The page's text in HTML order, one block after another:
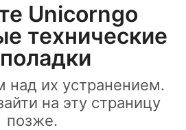
Unicorngo
технические
над их устранением.
на эту страницу
позже.